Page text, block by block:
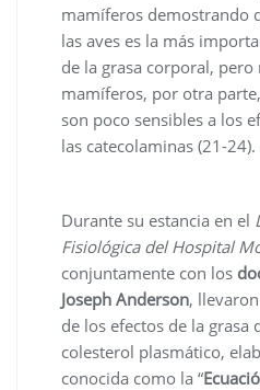
mamíferos demostrando
las aves es la más
de la grasa corporal, pero
mamíferos, por otra
son poco sensibles a los
las catecolaminas (21-24).
Durante su estancia en el
Fisiológica del Hospital
conjuntamente con los
Joseph Anderson,
de los efectos de la grasa
colesterol plasmático,
conocida como la “